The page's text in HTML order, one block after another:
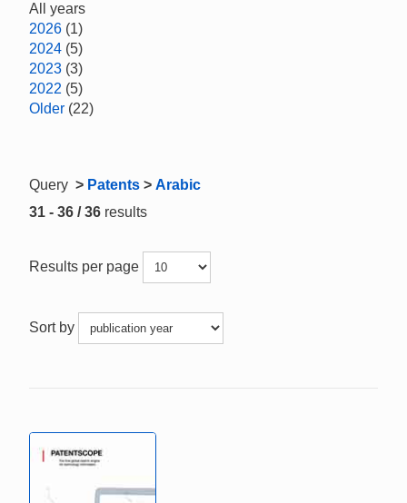
All years
2026 (1)
2024 (5)
2023 (3)
2022 (5)
Older (22)
Query > Patents > Arabic
31 - 36 / 36 results
Results per page
Sort by